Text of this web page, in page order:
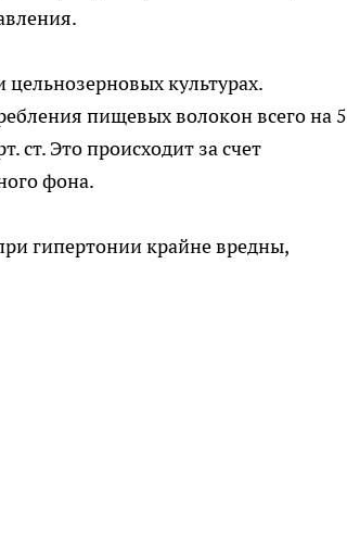
культурах.
пищевых волокон всего на 5
ст. Это происходит за счет
фона.
гипертонии крайне вредны,